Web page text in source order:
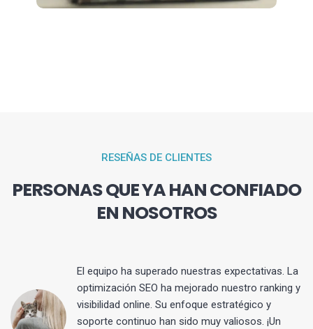
RESEÑAS DE CLIENTES
PERSONAS QUE YA HAN CONFIADO
EN NOSOTROS
El equipo ha superado nuestras expectativas. La
optimización SEO ha mejorado nuestro ranking y
visibilidad online. Su enfoque estratégico y
soporte continuo han sido muy valiosos. ¡Un